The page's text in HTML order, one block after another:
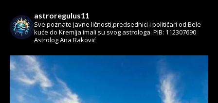
astroregulus11
Sve poznate javne ličnosti,predsednici i političari od Bele
kuće do Kremlja imali su svog astrologa. PIB: 112307690
Astrolog Ana Raković